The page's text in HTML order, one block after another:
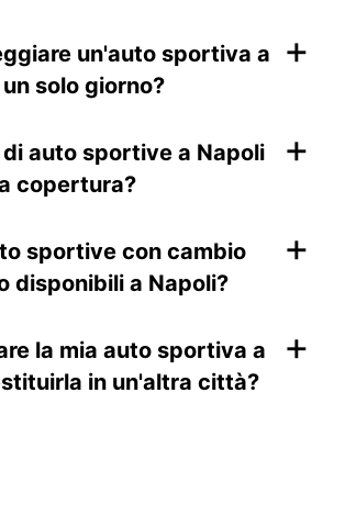
un'auto sportiva a
solo giorno?
+
auto sportive a Napoli
copertura?
+
sportive con cambio
disponibili a Napoli?
+
la mia auto sportiva a
in un'altra città?
+